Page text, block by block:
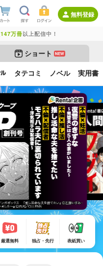
無料登録
147万冊以上配信中！
ショート NEW
タテコミ ノベル 実用書
厳選無料 独占・先行 表紙買い